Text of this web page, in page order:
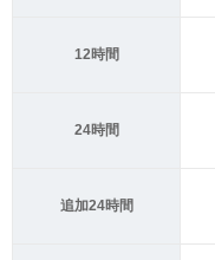
12時間
24時間
追加24時間